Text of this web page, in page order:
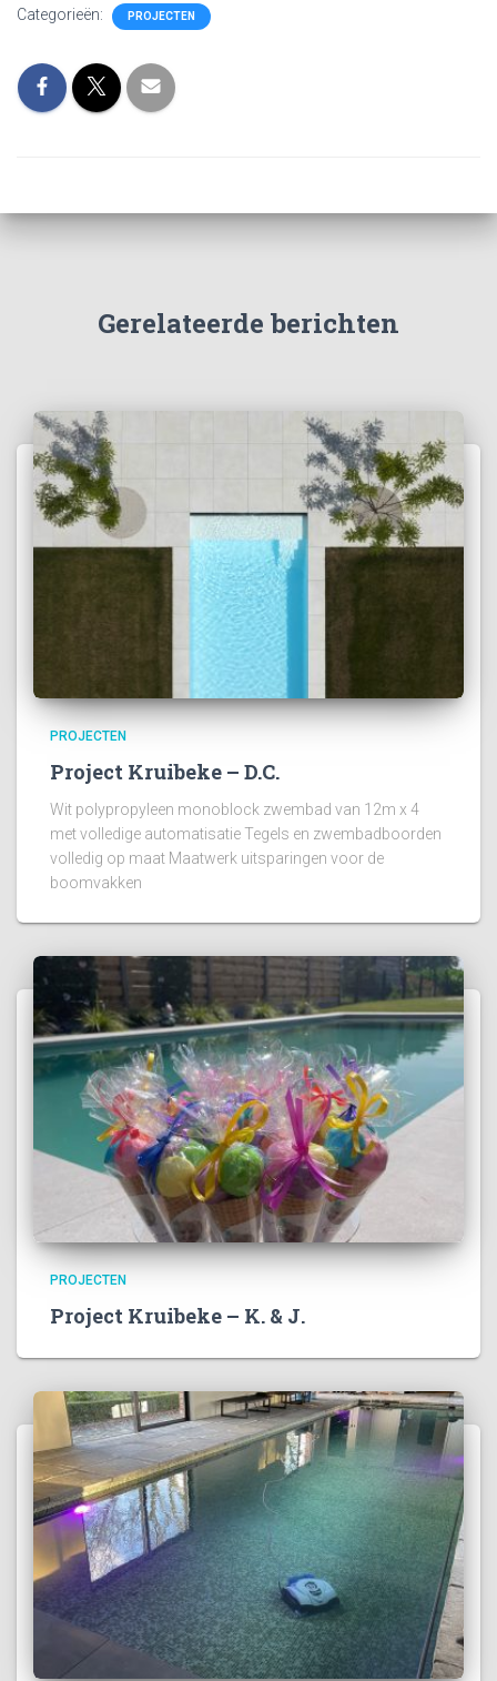
Categorieën: PROJECTEN
Gerelateerde berichten
PROJECTEN
Project Kruibeke – D.C.
Wit polypropyleen monoblock zwembad van 12m x 4
met volledige automatisatie Tegels en zwembadboorden
volledig op maat Maatwerk uitsparingen voor de
boomvakken
PROJECTEN
Project Kruibeke – K. & J.